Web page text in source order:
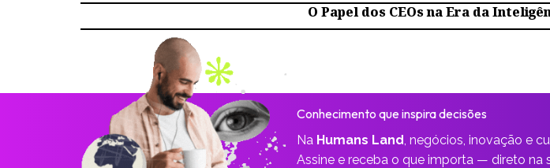
O Papel dos CEOs na Era da
Conhecimento que inspira decisões
Na Humans Land, negócios, inovação e
Assine e receba o que importa — direto na